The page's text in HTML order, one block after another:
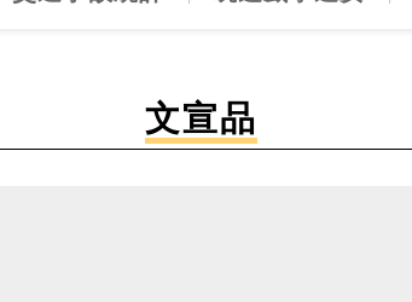
文宣品